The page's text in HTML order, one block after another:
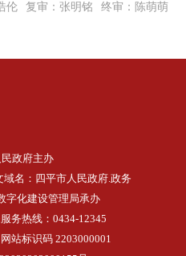
伦 复审：张明铭 终审：陈萌萌
政府主办
名：四平市人民政府.政务
字化建设管理局承办
务热线：0434-12345
网站标识码 2203000001